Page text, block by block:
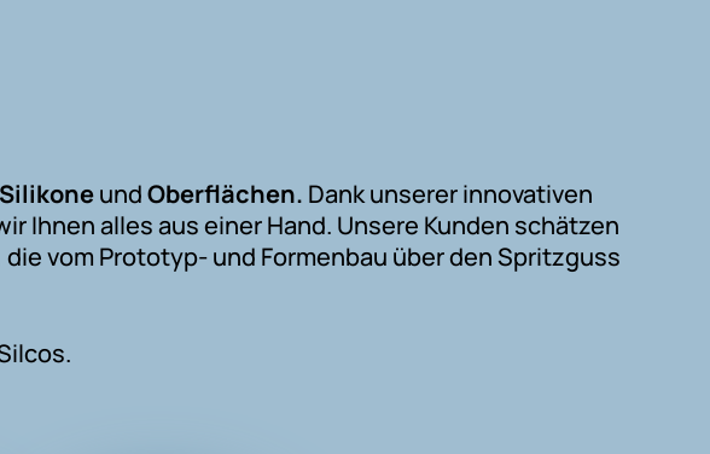
undOberflächen. Dank unserer innovativen
alles aus einer Hand. Unsere Kunden schätzen
die vom Prototyp- und Formenbau über den Spritzguss